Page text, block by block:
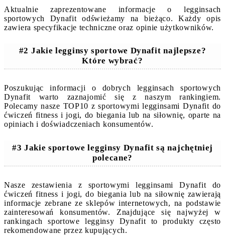
Aktualnie zaprezentowane informacje o legginsach
sportowych Dynafit odświeżamy na bieżąco. Każdy opis
zawiera specyfikacje techniczne oraz opinie użytkowników.
#2 Jakie legginsy sportowe Dynafit najlepsze?
Które wybrać?
Poszukując informacji o dobrych legginsach sportowych
Dynafit warto zaznajomić się z naszym rankingiem.
Polecamy nasze TOP10 z sportowymi legginsami Dynafit do
ćwiczeń fitness i jogi, do biegania lub na siłownię, oparte na
opiniach i doświadczeniach konsumentów.
#3 Jakie sportowe legginsy Dynafit są najchętniej
polecane?
Nasze zestawienia z sportowymi legginsami Dynafit do
ćwiczeń fitness i jogi, do biegania lub na siłownię zawierają
informacje zebrane ze sklepów internetowych, na podstawie
zainteresowań konsumentów. Znajdujące się najwyżej w
rankingach sportowe legginsy Dynafit to produkty często
rekomendowane przez kupujących.